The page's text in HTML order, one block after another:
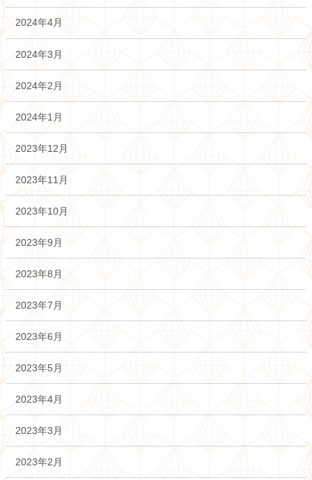
2024年4月
2024年3月
2024年2月
2024年1月
2023年12月
2023年11月
2023年10月
2023年9月
2023年8月
2023年7月
2023年6月
2023年5月
2023年4月
2023年3月
2023年2月